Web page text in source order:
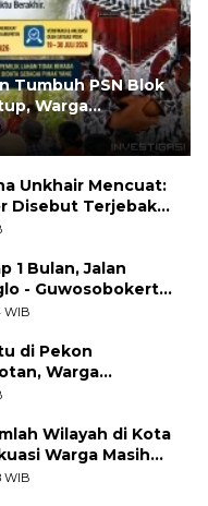
Tumbuh PSN Blok
Warga
Menunda
Unkhair Mencuat:
Disebut Terjebak
Akhir Pekan
1 Bulan, Jalan
- Guwosobokerto
WIB
di Pekon
Warga
dan
Wilayah di Kota
Warga Masih
WIB